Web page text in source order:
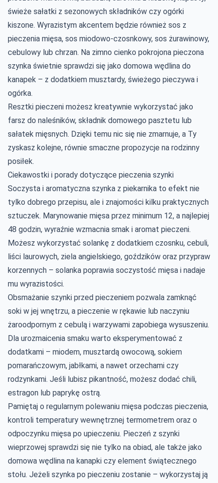
świeże sałatki z sezonowych składników czy ogórki
kiszone. Wyrazistym akcentem będzie również sos z
pieczenia mięsa, sos miodowo-czosnkowy, sos żurawinowy,
cebulowy lub chrzan. Na zimno cienko pokrojona pieczona
szynka świetnie sprawdzi się jako domowa wędlina do
kanapek – z dodatkiem musztardy, świeżego pieczywa i
ogórka.
Resztki pieczeni możesz kreatywnie wykorzystać jako
farsz do naleśników, składnik domowego pasztetu lub
sałatek mięsnych. Dzięki temu nic się nie zmarnuje, a Ty
zyskasz kolejne, równie smaczne propozycje na rodzinny
posiłek.
Ciekawostki i porady dotyczące pieczenia szynki
Soczysta i aromatyczna szynka z piekarnika to efekt nie
tylko dobrego przepisu, ale i znajomości kilku praktycznych
sztuczek. Marynowanie mięsa przez minimum 12, a najlepiej
48 godzin, wyraźnie wzmacnia smak i aromat pieczeni.
Możesz wykorzystać solankę z dodatkiem czosnku, cebuli,
liści laurowych, ziela angielskiego, goździków oraz przypraw
korzennych – solanka poprawia soczystość mięsa i nadaje
mu wyrazistości.
Obsmażanie szynki przed pieczeniem pozwala zamknąć
soki w jej wnętrzu, a pieczenie w rękawie lub naczyniu
żaroodpornym z cebulą i warzywami zapobiega wysuszeniu.
Dla urozmaicenia smaku warto eksperymentować z
dodatkami – miodem, musztardą owocową, sokiem
pomarańczowym, jabłkami, a nawet orzechami czy
rodzynkami. Jeśli lubisz pikantność, możesz dodać chili,
estragon lub paprykę ostrą.
Pamiętaj o regularnym polewaniu mięsa podczas pieczenia,
kontroli temperatury wewnętrznej termometrem oraz o
odpoczynku mięsa po upieczeniu. Pieczeń z szynki
wieprzowej sprawdzi się nie tylko na obiad, ale także jako
domowa wędlina na kanapki czy element świątecznego
stołu. Jeżeli szynka po pieczeniu zostanie – wykorzystaj ją